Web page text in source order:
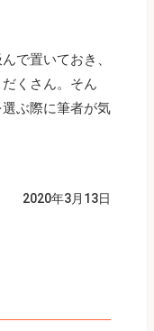
で置いておき、
くさん。そん
ぶ際に筆者が気
2020年3月13日